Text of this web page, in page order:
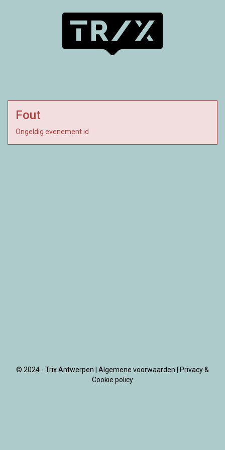
Fout
Ongeldig evenement id
© 2024 - Trix Antwerpen | Algemene voorwaarden
Privacy &
Cookie policy